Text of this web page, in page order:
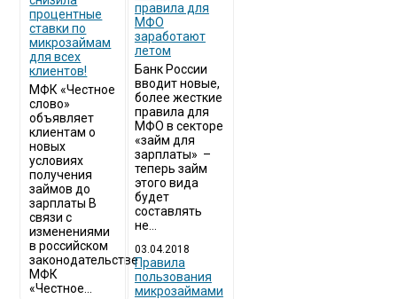
процентные
ставки по
микрозаймам
для всех
клиентов!
МФК «Честное
слово»
объявляет
клиентам о
новых
условиях
получения
займов до
зарплаты В
связи с
изменениями
в российском
законодательстве
МФК
«Честное...
правила для
МФО
заработают
летом
Банк России
вводит новые,
более жесткие
правила для
МФО в секторе
«займ для
зарплаты» –
теперь займ
этого вида
будет
составлять
не...
03.04.2018
​Правила
пользования
микрозаймами